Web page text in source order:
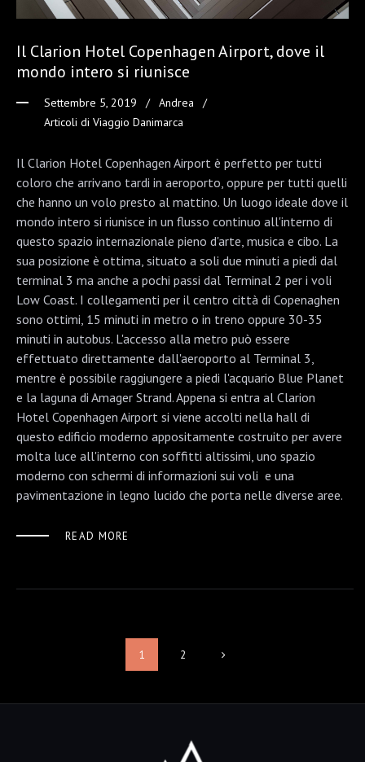
Il Clarion Hotel Copenhagen Airport, dove il
mondo intero si riunisce
Settembre 5, 2019
Andrea
Articoli di Viaggio Danimarca
Il Clarion Hotel Copenhagen Airport è perfetto per tutti
coloro che arrivano tardi in aeroporto, oppure per tutti quelli
che hanno un volo presto al mattino. Un luogo ideale dove il
mondo intero si riunisce in un flusso continuo all'interno di
questo spazio internazionale pieno d'arte, musica e cibo. La
sua posizione è ottima, situato a soli due minuti a piedi dal
terminal 3 ma anche a pochi passi dal Terminal 2 per i voli
Low Coast. I collegamenti per il centro città di Copenaghen
sono ottimi, 15 minuti in metro o in treno oppure 30-35
minuti in autobus. L'accesso alla metro può essere
effettuato direttamente dall'aeroporto al Terminal 3,
mentre è possibile raggiungere a piedi l'acquario Blue Planet
e la laguna di Amager Strand. Appena si entra al Clarion
Hotel Copenhagen Airport si viene accolti nella hall di
questo edificio moderno appositamente costruito per avere
molta luce all'interno con soffitti altissimi, uno spazio
moderno con schermi di informazioni sui voli e una
pavimentazione in legno lucido che porta nelle diverse aree.
READ MORE
1 2